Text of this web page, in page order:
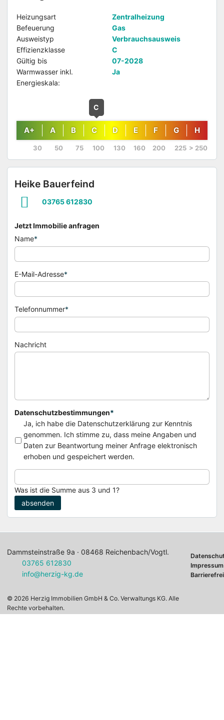
Heizungsart
Zentralheizung
Befeuerung
Gas
Ausweistyp
Verbrauchsausweis
Effizienzklasse
C
Gültig bis
07-2028
Warmwasser inkl.
Ja
Energieskala:
C
A+ A B C D E F G H
Heike Bauerfeind
03765 612830
Jetzt Immobilie anfragen
Name*
E-Mail-Adresse*
Telefonnummer*
Nachricht
Datenschutzbestimmungen*
Ja, ich habe die Datenschutzerklärung zur Kenntnis
genommen. Ich stimme zu, dass meine Angaben und
Daten zur Beantwortung meiner Anfrage elektronisch
erhoben und gespeichert werden.
Was ist die Summe aus 3 und 1?
absenden
Dammsteinstraße 9a · 08468 Reichenbach/Vogtl.
03765 612830
info@herzig-kg.de
Impressum
© 2026 Herzig Immobilien GmbH & Co. Verwaltungs KG. Alle
Rechte vorbehalten.